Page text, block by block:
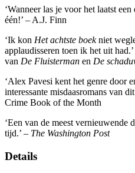
‘Wanneer las je voor het laatst
één!’ – A.J. Finn
‘Ik kon Het achtste boekniet
applaudisseren toen ik het uit
van De Fluisterman en De
‘Alex Pavesi kent het genre door
interessante misdaasromans van dit
Crime Book of the Month
‘Een van de meest vernieuwende
tijd.’ – The Washington Post
Details